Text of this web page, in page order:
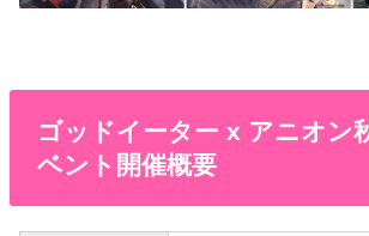
ゴッドイーター x アニオン
ベント開催概要